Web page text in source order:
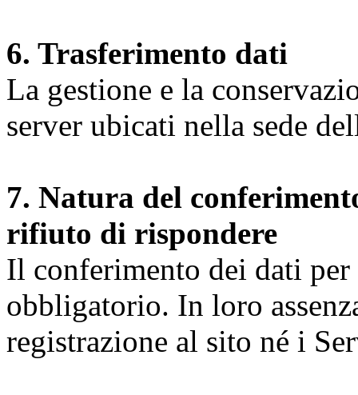
6. Trasferimento dati
La gestione e la
server ubicati nella sede
7. Natura del
rifiuto di rispondere
Il conferimento dei dati
obbligatorio. In loro
registrazione al sito né i